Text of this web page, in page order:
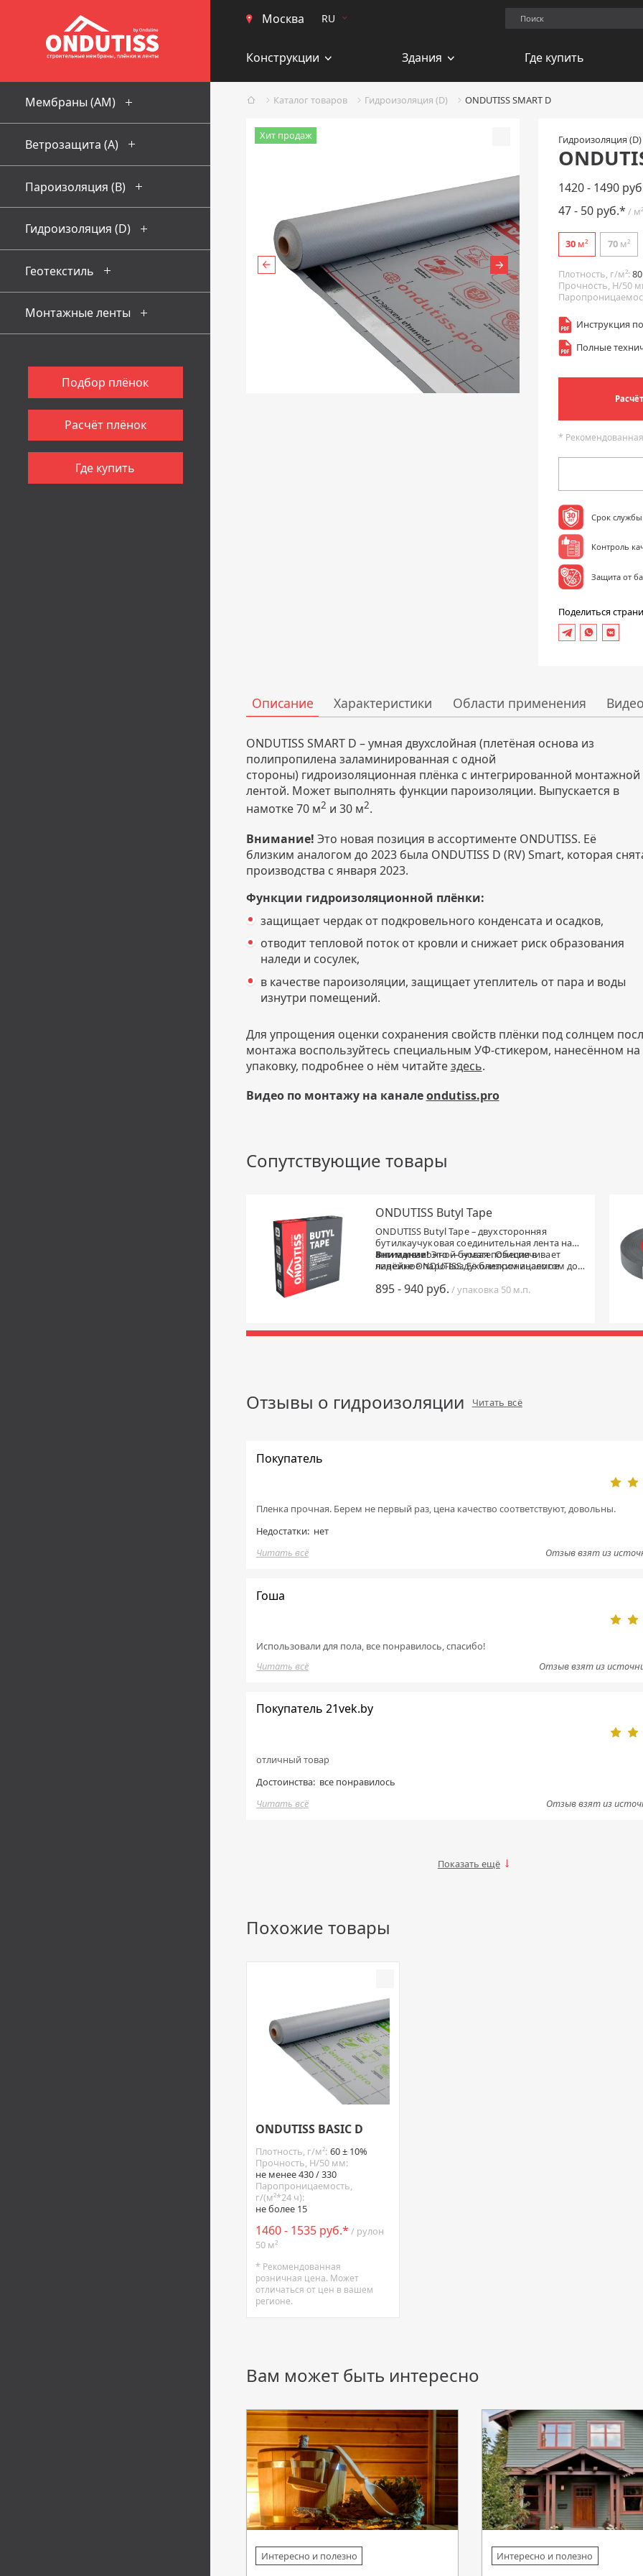
Москва RU Поиск.
Конструкции Здания Где купить
Мембраны (AM)
Ветрозащита (А)
Пароизоляция (В)
Гидроизоляция (D)
Геотекстиль
Монтажные ленты
Подбор плёнок
Расчёт плёнок
Где купить
Каталог товаров Гидроизоляция (D) ONDUTISS SMART D
Хит продаж
Добавить к сравнению
Гидроизоляция (D)
1420 - 1490
47 - 50 руб.* / м²
30 м² 70м²
Плотность, г/м²:
Прочность, Н/50
Инструкция
Полные
*
Срок службы
Контроль
Защита от
Поделиться
Описание Характеристики Области применения Видео
ONDUTISS SMART D – умная двухслойная (плетёная основа из
полипропилена заламинированная с одной
стороны) гидроизоляционная плёнка с интегрированной монтажной
лентой. Может выполнять функции пароизоляции. Выпускается в
намотке 70 м2 и 30 м2.
Внимание! Это новая позиция в ассортименте ONDUTISS. Её
близким аналогом до 2023 была ONDUTISS D (RV) Smart, которая
производства с января 2023.
Функции гидроизоляционной плёнки:
защищает чердак от подкровельного конденсата и осадков,
отводит тепловой поток от кровли и снижает риск образования
наледи и сосулек,
в качестве пароизоляции, защищает утеплитель от пара и воды
изнутри помещений.
Для упрощения оценки сохранения свойств плёнки под солнцем
монтажа воспользуйтесь специальным УФ-стикером, нанесённом на
упаковку, подробнее о нём читайтездесь.
Видео по монтажу на каналеondutiss.pro
Сопутствующие товары
ONDUTISS Butyl Tape
ONDUTISS Butyl Tape – двухсторонняя
бутилкаучуковая соединительная лента на
антиадгезионной бумаге. Обеспечивает
надёжное паро-воздухонепроницаемое
Внимание!Это — новая позиция в
линейке ONDUTISS. Её близким аналогом до
производства в январе 2023.
895 - 940 руб. / упаковка 50 м.п.
Отзывы о гидроизоляции Читать всё
Покупатель
Пленка прочная. Берем не первый раз, цена качество соответствуют, довольны.
Недостатки: нет
Читать всё
Отзыв взят из
Гоша
Использовали для пола, все понравилось, спасибо!
Читать всё
Отзыв взят из
Покупатель 21vek.by
отличный товар
Достоинства: все понравилось
Читать всё
Отзыв взят из
Показать ещё
Похожие товары
ONDUTISS BASIC D
Плотность, г/м²: 60 ± 10%
Прочность, Н/50 мм:
не менее 430 / 330
Паропроницаемость,
г/(м²*24 ч):
не более 15
1460 - 1535 руб.* / рулон
50 м²
* Рекомендованная
розничная цена. Может
отличаться от цен в вашем
регионе.
Вам может быть интересно
Интересно и полезно Интересно и полезно